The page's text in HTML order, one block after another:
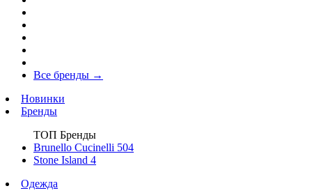
Все бренды →
Новинки
Бренды
ТОП Бренды
Brunello Cucinelli 504
Stone Island 4
Одежда